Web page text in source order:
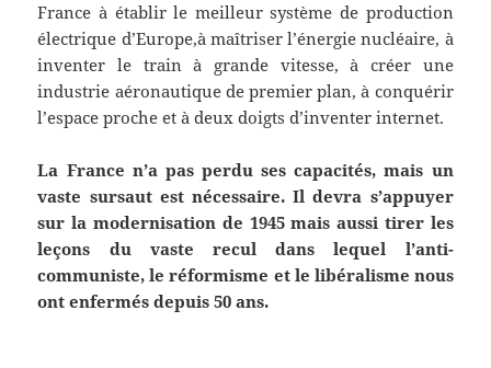
France à établir le meilleur système de production
électrique d’Europe,à maîtriser l’énergie nucléaire, à
inventer le train à grande vitesse, à créer une
industrie aéronautique de premier plan, à conquérir
l’espace proche et à deux doigts d’inventer internet.
La France n’a pas perdu ses capacités, mais un
vaste sursaut est nécessaire. Il devra s’appuyer
sur la modernisation de 1945 mais aussi tirer les
leçons du vaste recul dans lequel l’anti-
communiste, le réformisme et le libéralisme nous
ont enfermés depuis 50 ans.